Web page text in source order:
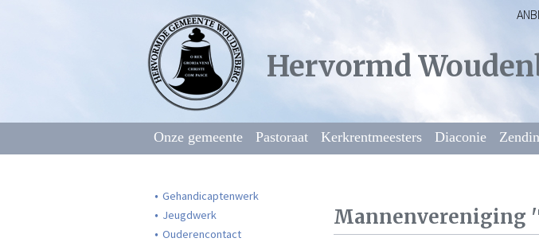
Hervormd
ANBI
Onze gemeente Pastoraat Kerkrentmeesters Diaconie
Gehandicaptenwerk
Jeugdwerk
Ouderencontact
Mannenvereniging